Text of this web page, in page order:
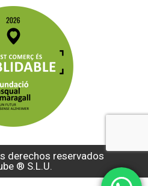
derechos reservados
®️ S.L.U.